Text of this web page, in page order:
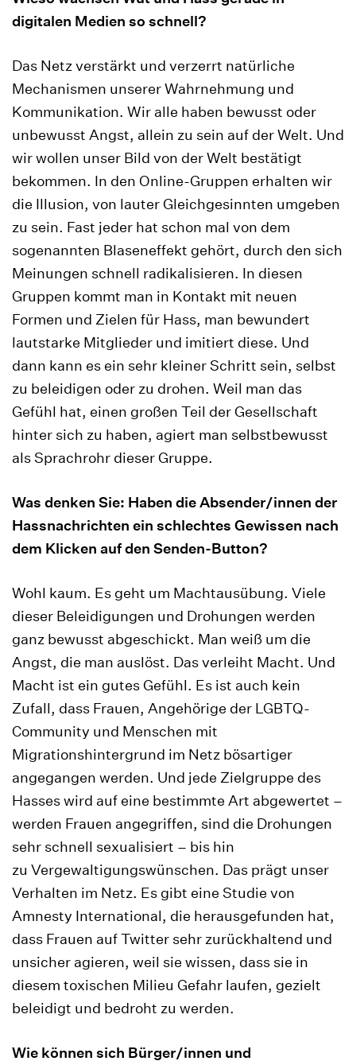
digitalen Medien so schnell?
Das Netz verstärkt und verzerrt natürliche
Mechanismen unserer Wahrnehmung und
Kommunikation. Wir alle haben bewusst oder
unbewusst Angst, allein zu sein auf der Welt. Und
wir wollen unser Bild von der Welt bestätigt
bekommen. In den Online-Gruppen erhalten wir
die Illusion, von lauter Gleichgesinnten umgeben
zu sein. Fast jeder hat schon mal von dem
sogenannten Blaseneffekt gehört, durch den sich
Meinungen schnell radikalisieren. In diesen
Gruppen kommt man in Kontakt mit neuen
Formen und Zielen für Hass, man bewundert
lautstarke Mitglieder und imitiert diese. Und
dann kann es ein sehr kleiner Schritt sein, selbst
zu beleidigen oder zu drohen. Weil man das
Gefühl hat, einen großen Teil der Gesellschaft
hinter sich zu haben, agiert man selbstbewusst
als Sprachrohr dieser Gruppe.
Was denken Sie: Haben die Absender/innen der
Hassnachrichten ein schlechtes Gewissen nach
dem Klicken auf den Senden-Button?
Wohl kaum. Es geht um Machtausübung. Viele
dieser Beleidigungen und Drohungen werden
ganz bewusst abgeschickt. Man weiß um die
Angst, die man auslöst. Das verleiht Macht. Und
Macht ist ein gutes Gefühl. Es ist auch kein
Zufall, dass Frauen, Angehörige der LGBTQ-
Community und Menschen mit
Migrationshintergrund im Netz bösartiger
angegangen werden. Und jede Zielgruppe des
Hasses wird auf eine bestimmte Art abgewertet –
werden Frauen angegriffen, sind die Drohungen
sehr schnell sexualisiert – bis hin
zu Vergewaltigungswünschen. Das prägt unser
Verhalten im Netz. Es gibt eine Studie von
Amnesty International, die herausgefunden hat,
dass Frauen auf Twitter sehr zurückhaltend und
unsicher agieren, weil sie wissen, dass sie in
diesem toxischen Milieu Gefahr laufen, gezielt
beleidigt und bedroht zu werden.
Wie können sich Bürger/innen und